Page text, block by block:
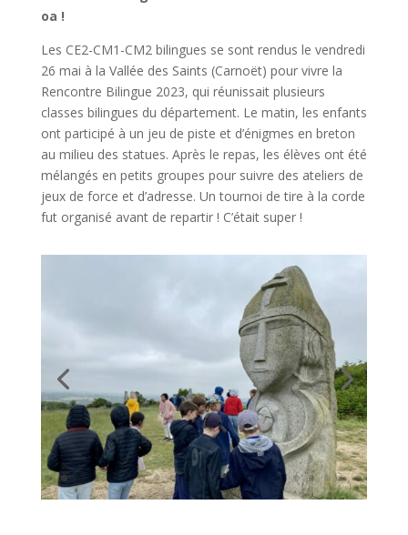
oa !
Les CE2-CM1-CM2 bilingues se sont rendus le vendredi
26 mai à la Vallée des Saints (Carnoët) pour vivre la
Rencontre Bilingue 2023, qui réunissait plusieurs
classes bilingues du département. Le matin, les enfants
ont participé à un jeu de piste et d’énigmes en breton
au milieu des statues. Après le repas, les élèves ont été
mélangés en petits groupes pour suivre des ateliers de
jeux de force et d’adresse. Un tournoi de tire à la corde
fut organisé avant de repartir ! C’était super !